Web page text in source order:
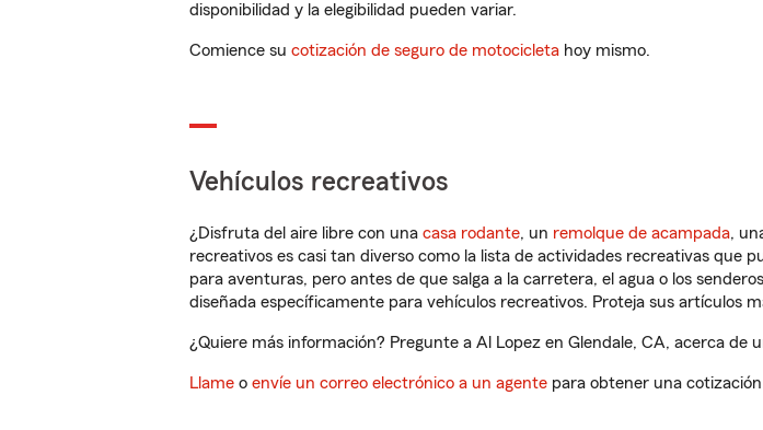
disponibilidad y la elegibilidad pueden variar.
Comience su cotización de seguro de motocicleta hoy mismo.
Vehículos recreativos
¿Disfruta del aire libre con una casa rodante, un remolque de acampada,
recreativos es casi tan diverso como la lista de actividades recreativas que
para aventuras, pero antes de que salga a la carretera, el agua o los
diseñada específicamente para vehículos recreativos. Proteja sus artículos
¿Quiere más información? Pregunte a Al Lopez en Glendale, CA, acerca de
Llame o envíe un correo electrónico a un agente para obtener una